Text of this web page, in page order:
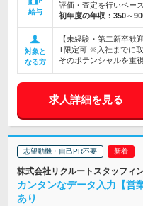
給与
評価・査定を行いベー
初年度の年収： 350～
対象と
なる方
【未経験・第二新卒
T限定可 ※入社までに
そのポテンシャルを重視
求人詳細を見る
志望動機・自己PR不要
株式会社リクルートスタッフィ
カンタンなデータ入力【
あり